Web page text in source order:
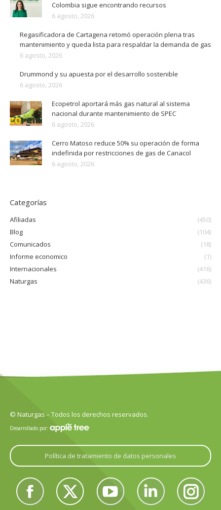
Colombia sigue encontrando recursos
6 agosto, 2026
Regasificadora de Cartagena retomó operación plena tras
mantenimiento y queda lista para respaldar la demanda de gas
6 agosto, 2026
Drummond y su apuesta por el desarrollo sostenible
6 agosto, 2026
Ecopetrol aportará más gas natural al sistema
nacional durante mantenimiento de SPEC
6 agosto, 2026
Cerro Matoso reduce 50% su operación de forma
indefinida por restricciones de gas de Canacol
6 agosto, 2026
Categorías
Afiliadas
(450)
Blog
(104)
Comunicados
(18)
Informe economico
(1)
Internacionales
(416)
Naturgas
(436)
© Naturgas – Todos los derechos reservados.
Desarrollado por:
Política de tratamiento de datos personales
Encuéntranos en:
Facebook
Twitter
YouTube
Linkedin
Instagram